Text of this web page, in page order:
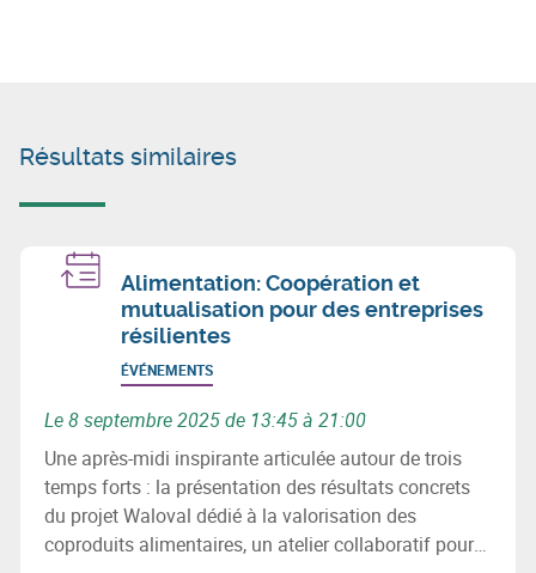
Résultats similaires
Alimentation: Coopération et
mutualisation pour des entreprises
résilientes
ÉVÉNEMENTS
Le 8 septembre 2025 de 13:45 à 21:00
Une après-midi inspirante articulée autour de trois
temps forts : la présentation des résultats concrets
du projet Waloval dédié à la valorisation des
coproduits alimentaires, un atelier collaboratif pour